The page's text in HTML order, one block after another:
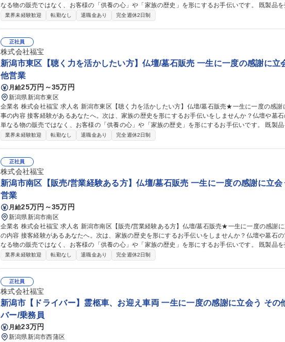
なる物の販売ではなく、お客様の「供養の心」や「家族の歴史」を形にするお手伝いです。 既製品を売るだけで
なく、家紋や石の種類などひとつひとつお客様の要望に寄り添う、オーダーメイドに近い要素があり
一生に一度の感謝に立ち会う
業界未経験歓迎 転勤なし 退職金あり 完全週休2日制
正社員
株式会社福宝
新潟市東区【聴く力を活かしたい方】仏壇/墓石販売 一生に一度の感謝に立
他営業
月給25万円～35万円
新潟県新潟市東区
企業名 株式会社福宝 求人名 新潟市東区【聴く力を活かしたい方】仏壇/墓石販売★一生に一度の感謝に立会う 仕
事の内容 接客経験があるあなたへ。次は、家族の歴史を形にするお手伝いをしませんか？仏壇や墓石
単なる物の販売ではなく、お客様の「供養の心」や「家族の歴史」を形にするお手伝いです。 既製品を売るだけ
でなく、家紋や石の種類などひとつひとつお客様の要望に寄り添う、オーダーメイドに近い要素があ
売★一生に一度の感謝に立会う
業界未経験歓迎 転勤なし 退職金あり 完全週休2日制
正社員
株式会社福宝
新潟市南区【販売/営業経験ある方】仏壇/墓石販売 一生に一度の感謝に立会
営業
月給25万円～35万円
新潟県新潟市南区
企業名 株式会社福宝 求人名 新潟市南区【販売/営業経験ある方】仏壇/墓石販売★一生に一度の感謝に立会う 仕事
の内容 接客経験があるあなたへ。次は、家族の歴史を形にするお手伝いをしませんか？仏壇や墓石
なる物の販売ではなく、お客様の「供養の心」や「家族の歴史」を形にするお手伝いです。 既製品を売るだけで
なく、家紋や石の種類などひとつひとつお客様の要望に寄り添う、オーダーメイドに近い要素があり
★一生に一度の感謝に立会う
業界未経験歓迎 転勤なし 退職金あり 完全週休2日制
正社員
株式会社福宝
新潟市【ドライバー】霊柩車、お迎え車両 一生に一度の感謝に立会う その
バー/乗務員
月給23万円
新潟県新潟市西蒲区